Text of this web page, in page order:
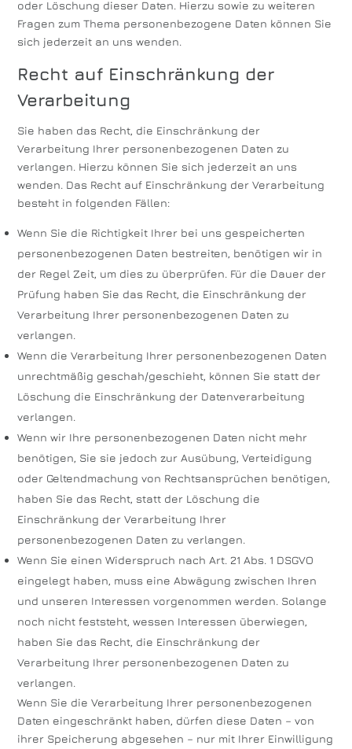
oder Löschung dieser Daten. Hierzu sowie zu weiteren
Fragen zum Thema personenbezogene Daten können Sie
sich jederzeit an uns wenden.
Recht auf Einschränkung der
Verarbeitung
Sie haben das Recht, die Einschränkung der
Verarbeitung Ihrer personenbezogenen Daten zu
verlangen. Hierzu können Sie sich jederzeit an uns
wenden. Das Recht auf Einschränkung der Verarbeitung
besteht in folgenden Fällen:
Wenn Sie die Richtigkeit Ihrer bei uns gespeicherten
personenbezogenen Daten bestreiten, benötigen wir in
der Regel Zeit, um dies zu überprüfen. Für die Dauer der
Prüfung haben Sie das Recht, die Einschränkung der
Verarbeitung Ihrer personenbezogenen Daten zu
verlangen.
Wenn die Verarbeitung Ihrer personenbezogenen Daten
unrechtmäßig geschah/geschieht, können Sie statt der
Löschung die Einschränkung der Datenverarbeitung
verlangen.
Wenn wir Ihre personenbezogenen Daten nicht mehr
benötigen, Sie sie jedoch zur Ausübung, Verteidigung
oder Geltendmachung von Rechtsansprüchen benötigen,
haben Sie das Recht, statt der Löschung die
Einschränkung der Verarbeitung Ihrer
personenbezogenen Daten zu verlangen.
Wenn Sie einen Widerspruch nach Art. 21 Abs. 1 DSGVO
eingelegt haben, muss eine Abwägung zwischen Ihren
und unseren Interessen vorgenommen werden. Solange
noch nicht feststeht, wessen Interessen überwiegen,
haben Sie das Recht, die Einschränkung der
Verarbeitung Ihrer personenbezogenen Daten zu
verlangen.
Wenn Sie die Verarbeitung Ihrer personenbezogenen
Daten eingeschränkt haben, dürfen diese Daten – von
ihrer Speicherung abgesehen – nur mit Ihrer Einwilligung